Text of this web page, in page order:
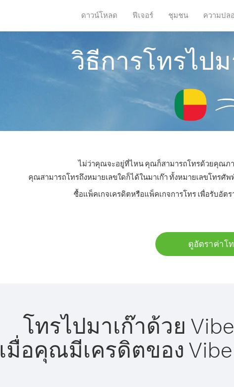
ดาวน์โหลด ฟีเจอร์ ชุมชน ความปล
วิธีการโทรไป
ไม่ว่าคุณจะอยู่ที่ไหน คุณก็สามารถโทรด้วยคุณภา
คุณสามารถโทรถึงหมายเลขใดก็ได้ในมาเก๊า ทั้งหมายเลขโทรศั
ซื้อแพ็คเกจเครดิตหรือแพ็คเกจการโทร เพื่อรับอัต
ดูอัตราค่าโ
โทรไปมาเก๊าด้วย
เมื่อคุณมีเครดิตของ